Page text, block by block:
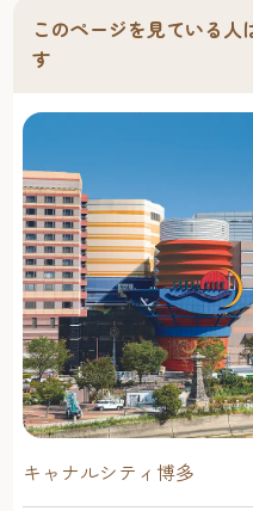
このページを見ている人
す
キャナルシティ博多